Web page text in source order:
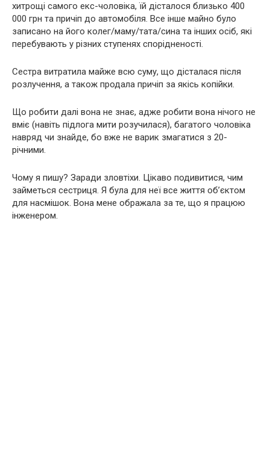
хитрощі самого екс-чоловіка, їй дісталося близько 400
000 грн та причіп до автомобіля. Все інше майно було
записано на його колег/маму/тата/сина та інших осіб, які
перебувають у різних ступенях спорідненості.
Сестра витратила майже всю суму, що дісталася після
розлучення, а також продала причіп за якісь копійки.
Що робити далі вона не знає, адже робити вона нічого не
вміє (навіть підлога мити розучилася), багатого чоловіка
навряд чи знайде, бо вже не варик змагатися з 20-
річними.
Чому я пишу? Заради зловтіхи. Цікаво подивитися, чим
займеться сестриця. Я була для неї все життя об’єктом
для насмішок. Вона мене ображала за те, що я працюю
інженером.